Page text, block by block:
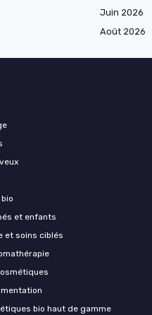
Juin 2026
Août 2026
et enfants
et soins ciblés
bio haut de gamme